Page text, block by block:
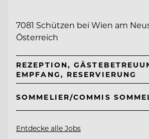
7081 Schützen bei Wien am
Österreich
REZEPTION,
EMPFANG, RESERVIERUNG
SOMMELIER/COMMIS
Entdecke alle Jobs